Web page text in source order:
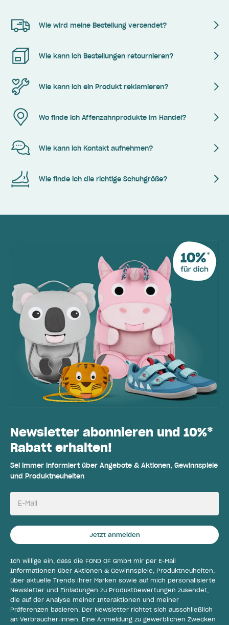
Wie wird meine Bestellung versendet?
Wie kann ich Bestellungen retournieren?
Wie kann ich ein Produkt reklamieren?
Wo finde ich Affenzahnprodukte im Handel?
Wie kann ich Kontakt aufnehmen?
Wie finde ich die richtige Schuhgröße?
Newsletter abonnieren und 10%*
Rabatt erhalten!
Sei immer informiert über Angebote & Aktionen, Gewinnspiele
und Produktneuheiten
E-Mail
Jetzt anmelden
Ich willige ein, dass die FOND OF GmbH mir per E-Mail
Informationen über Aktionen & Gewinnspiele, Produktneuheiten,
über aktuelle Trends ihrer Marken sowie auf mich personalisierte
Newsletter und Einladungen zu Produktbewertungen zusendet,
die auf der Analyse meiner Interaktionen und meiner
Präferenzen basieren. Der Newsletter richtet sich ausschließlich
an Verbraucher:innen. Eine Anmeldung zu gewerblichen Zwecken